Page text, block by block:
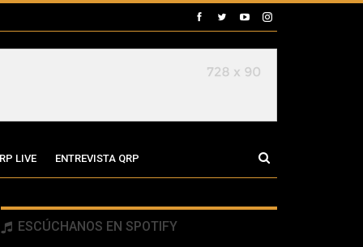
LIVE ENTREVISTA QRP
ESCÚCHANOS EN SPOTIFY